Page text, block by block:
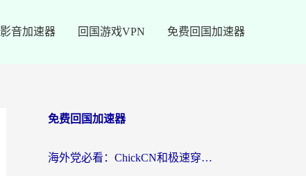
影音加速器 回国游戏VPN 免费回国加速器
免费回国加速器
海外党必看：ChickCN和极速穿梭VPN好用吗？3招教你选对回国加速器无缝刷国内资源